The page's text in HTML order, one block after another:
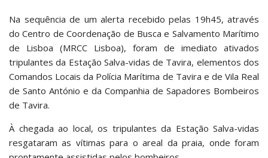
Na sequência de um alerta recebido pelas 19h45, através
do Centro de Coordenação de Busca e Salvamento Marítimo
de Lisboa (MRCC Lisboa), foram de imediato ativados
tripulantes da Estação Salva-vidas de Tavira, elementos dos
Comandos Locais da Polícia Marítima de Tavira e de Vila Real
de Santo António e da Companhia de Sapadores Bombeiros
de Tavira.
À chegada ao local, os tripulantes da Estação Salva-vidas
resgataram as vítimas para o areal da praia, onde foram